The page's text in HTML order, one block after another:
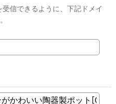
信できるように、下記ドメイ